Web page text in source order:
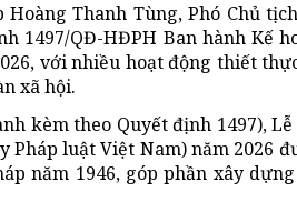
Hoàng Thanh Tùng, Phó Chủ
1497/QĐ-HĐPH Ban hành Kế
với nhiều hoạt động thiết
xã hội.
kèm theo Quyết định 1497),Lễ
Pháp luậtViệt Nam) năm 2026
năm 1946, góp phần xây dựng